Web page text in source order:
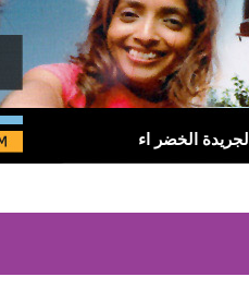
الجريدة الخضر اء